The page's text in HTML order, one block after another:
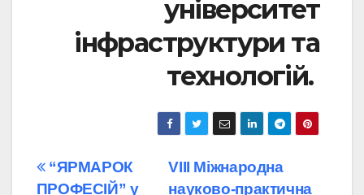
університет
інфраструктури та
технологій.
Навігація
VIІІ Міжнародна
науково-практична
“ЯРМАРОК
ПРОФЕСІЙ” у